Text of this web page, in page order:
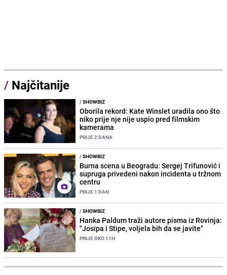
/ Najčitanije
/SHOWBIZ
Oborila rekord: Kate Winslet uradila ono što
niko prije nje nije uspio pred filmskim
kamerama
PRIJE 2 DANA
/SHOWBIZ
Burna scena u Beogradu: Sergej Trifunović i
supruga privedeni nakon incidenta u tržnom
centru
PRIJE 1 DAN
/SHOWBIZ
Hanka Paldum traži autore pisma iz Rovinja:
"Josipa i Stipe, voljela bih da se javite"
PRIJE OKO 11H